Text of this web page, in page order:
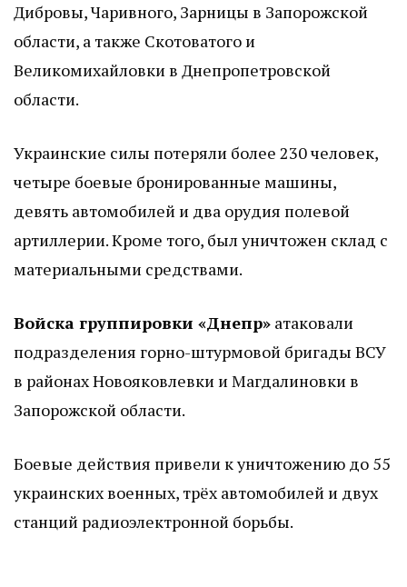
Дибровы, Чаривного, Зарницы в Запорожской
области, а также Скотоватого и
Великомихайловки в Днепропетровской
области.
Украинские силы потеряли более 230 человек,
четыре боевые бронированные машины,
девять автомобилей и два орудия полевой
артиллерии. Кроме того, был уничтожен склад с
материальными средствами.
Войска группировки «Днепр» атаковали
подразделения горно-штурмовой бригады ВСУ
в районах Новояковлевки и Магдалиновки в
Запорожской области.
Боевые действия привели к уничтожению до 55
украинских военных, трёх автомобилей и двух
станций радиоэлектронной борьбы.